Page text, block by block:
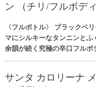
ン （チリ/フルボディ
〈フルボトル〉 ブラックベ
マにシルキーなタンニンとふ
余韻が続く究極の辛口フルボ
サンタ カロリーナ